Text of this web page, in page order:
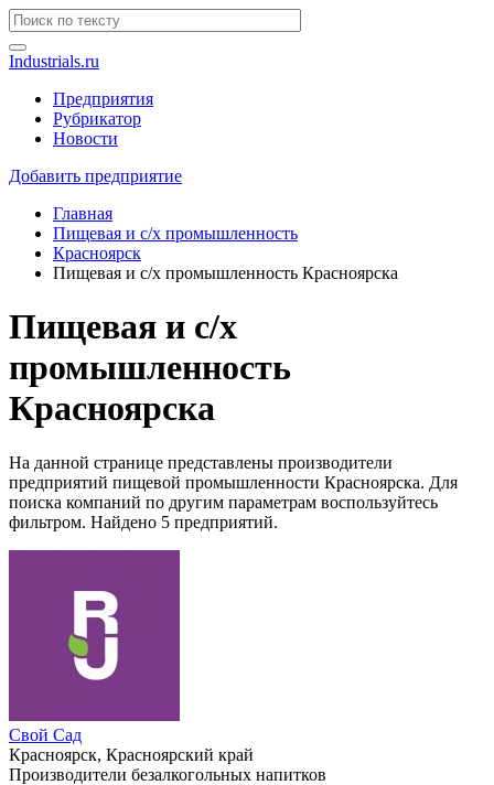
Industrials.ru
Предприятия
Рубрикатор
Новости
Добавить предприятие
Главная
Пищевая и с/х промышленность
Красноярск
Пищевая и с/х промышленность Красноярска
Пищевая и с/х
промышленность
Красноярска
На данной странице представлены производители
предприятий пищевой промышленности Красноярска. Для
поиска компаний по другим параметрам воспользуйтесь
фильтром. Найдено 5 предприятий.
Свой Сад
Красноярск, Красноярский край
Производители безалкогольных напитков